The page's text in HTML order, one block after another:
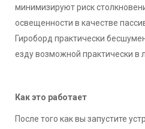
минимизируют риск
освещенности в качестве
Гироборд практически
езду возможной практически в
Как это работает
После того как вы запустите